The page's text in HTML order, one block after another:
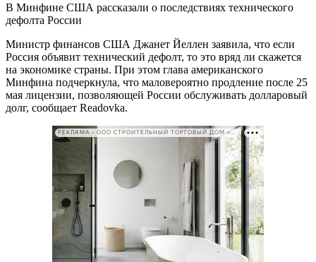
В Минфине США рассказали о последствиях технического
дефолта России
Министр финансов США Джанет Йеллен заявила, что если
Россия объявит технический дефолт, то это вряд ли скажется
на экономике страны. При этом глава американского
Минфина подчеркнула, что маловероятно продление после 25
мая лицензии, позволяющей России обслуживать долларовый
долг, сообщает Readovka.
РЕКЛАМА • ООО СТРОИТЕЛЬНЫЙ ТОРГОВЫЙ ДОМ «ПЕТРОВИЧ». ИНН: 7802348846